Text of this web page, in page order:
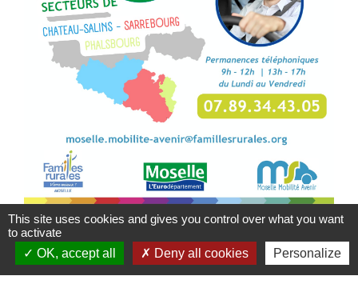
This site uses cookies and gives you control over what you want
to activate
OK, accept all
Deny all cookies Personalize